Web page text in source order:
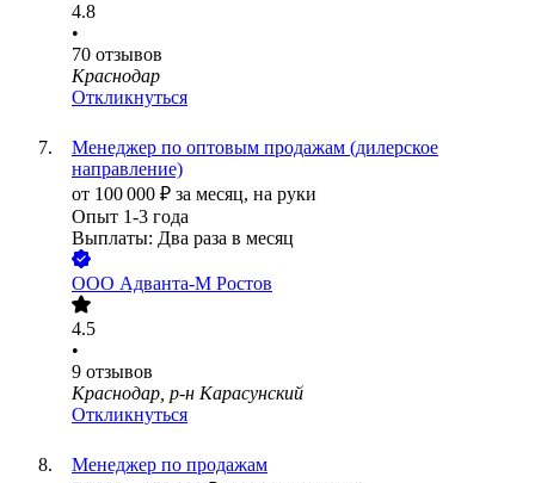
4.8
•
70 отзывов
Краснодар
Откликнуться
Менеджер по оптовым продажам (дилерское
направление)
от 100 000 ₽ за месяц, на руки
Опыт 1-3 года
Выплаты: Два раза в месяц
ООО Адванта-М Ростов
4.5
•
9 отзывов
Краснодар, р-н Карасунский
Откликнуться
Менеджер по продажам